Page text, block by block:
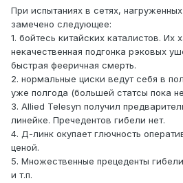
При испытаниях в сетях,
замечено следующее:
1. бойтесь китайских каталистов. Их
некачественная подгонка рэковых
быстрая фееричная смерть.
2. нормальные циски ведут себя в
уже полгода (большей статсы пока
3. Allied Telesyn получил
линейке. Пречедентов гибели нет.
4. Д-линк окупает глючность
ценой.
5. Множественные прецеденты
и т.п.